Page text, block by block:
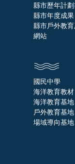
縣市歷年計
縣市年度成果
縣市戶外教
網站
國民中學
海洋教育教材
海洋教育基地
戶外教育基地
場域導向基地